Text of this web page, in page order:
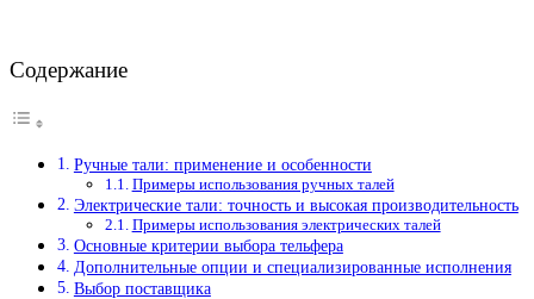
Содержание
Ручные тали: применение и особенности
Примеры использования ручных талей
Электрические тали: точность и высокая производительность
Примеры использования электрических талей
Основные критерии выбора тельфера
Дополнительные опции и специализированные исполнения
Выбор поставщика